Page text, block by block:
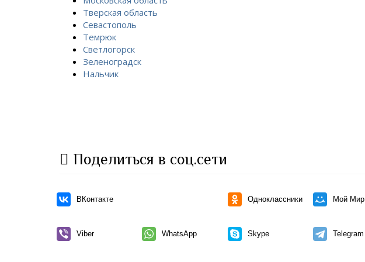
Тверская область
Севастополь
Темрюк
Светлогорск
Зеленоградск
Нальчик
Поделиться в соц.сети
ВКонтакте Одноклассники Мой Мир
Viber WhatsApp Skype Telegram